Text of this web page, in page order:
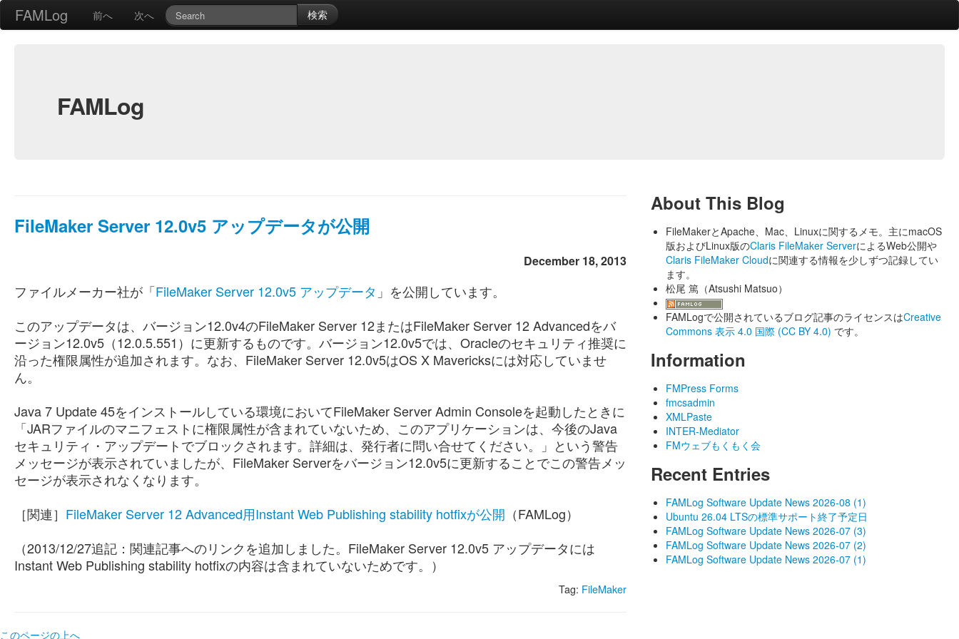
FAMLog 前へ 次へ 検索
FAMLog
FileMaker Server 12.0v5 アップデータが公開
December 18, 2013
ファイルメーカー社が「FileMaker Server 12.0v5 アップデータ 」を公開しています。
このアップデータは、バージョン12.0v4のFileMaker Server 12またはFileMaker Server 12 Advancedをバ
ージョン12.0v5（12.0.5.551）に更新するものです。バージョン12.0v5では、Oracleのセキュリティ推奨に
沿った権限属性が追加されます。なお、FileMaker Server 12.0v5はOS X Mavericksには対応していませ
ん。
Java 7 Update 45をインストールしている環境においてFileMaker Server Admin Consoleを起動したときに
「JARファイルのマニフェストに権限属性が含まれていないため、このアプリケーションは、今後のJava
セキュリティ・アップデートでブロックされます。詳細は、発行者に問い合せてください。」という警告
メッセージが表示されていましたが、FileMaker Serverをバージョン12.0v5に更新することでこの警告メッ
セージが表示されなくなります。
［関連］ FileMaker Server 12 Advanced用Instant Web Publishing stability hotfixが公開 （FAMLog）
（2013/12/27追記：関連記事へのリンクを追加しました。FileMaker Server 12.0v5 アップデータには
Instant Web Publishing stability hotfixの内容は含まれていないためです。）
Tag: FileMaker
About This Blog
FileMakerとApache、Mac、Linuxに関するメモ。主にmacOS
版およびLinux版のClaris FileMaker ServerによるWeb公開や
Claris FileMaker Cloudに関連する情報を少しずつ記録してい
ます。
松尾 篤（Atsushi Matsuo）
FAMLogで公開されているブログ記事のライセンスはCreative
Commons 表示 4.0 国際 (CC BY 4.0) です。
Information
FMPress Forms
fmcsadmin
XMLPaste
INTER-Mediator
FMウェブもくもく会
Recent Entries
FAMLog Software Update News 2026-08 (1)
Ubuntu 26.04 LTSの標準サポート終了予定日
FAMLog Software Update News 2026-07 (3)
FAMLog Software Update News 2026-07 (2)
FAMLog Software Update News 2026-07 (1)
このページの上へ